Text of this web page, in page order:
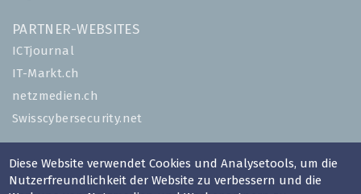
PARTNER-WEBSITES
ICTjournal
IT-Markt.ch
netzmedien.ch
Swisscybersecurity.net
© NETZMEDIEN AG 2026
Impressum
Diese Website verwendet Cookies und Analysetools, um die
Nutzerfreundlichkeit der Website zu verbessern und die